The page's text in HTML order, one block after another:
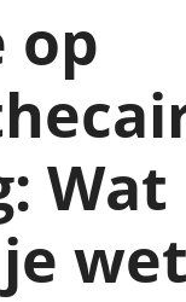
op
Wat